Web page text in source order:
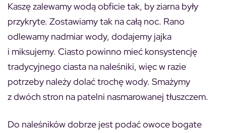
Kaszę zalewamy wodą obficie tak, by ziarna były
przykryte. Zostawiamy tak na całą noc. Rano
odlewamy nadmiar wody, dodajemy jajka
i miksujemy. Ciasto powinno mieć konsystencję
tradycyjnego ciasta na naleśniki, więc w razie
potrzeby należy dolać trochę wody. Smażymy
z dwóch stron na patelni nasmarowanej tłuszczem.
Do naleśników dobrze jest podać owoce bogate